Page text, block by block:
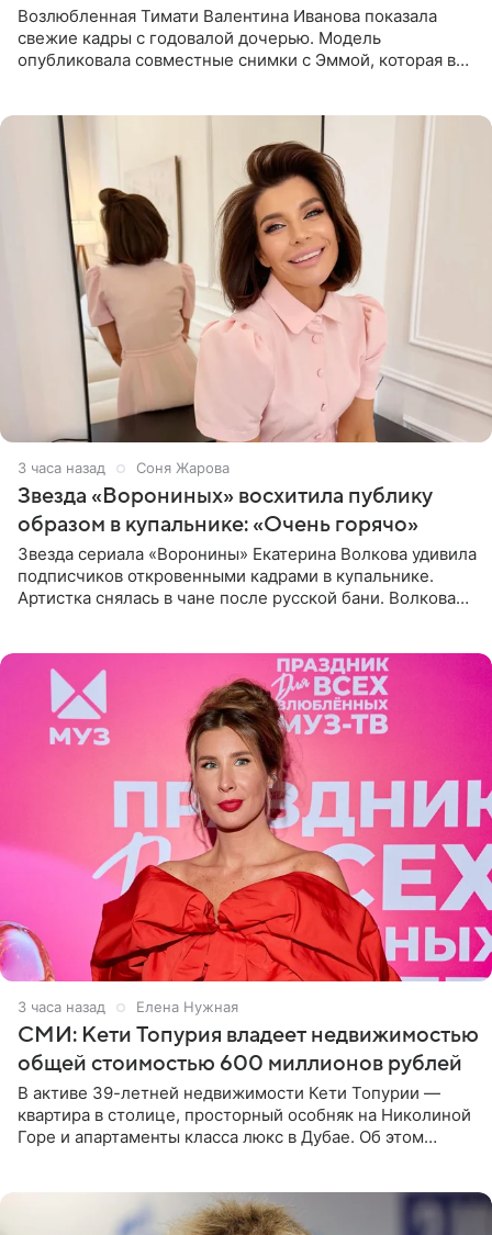
Возлюбленная Тимати Валентина Иванова показала
свежие кадры с годовалой дочерью. Модель
опубликовала совместные снимки с Эммой, которая в
3 часа назад Соня Жарова
Звезда «Ворониных» восхитила публику
образом в купальнике: «Очень горячо»
Звезда сериала «Воронины» Екатерина Волкова удивила
подписчиков откровенными кадрами в купальнике.
Артистка снялась в чане после русской бани. Волкова
3 часа назад Елена Нужная
СМИ: Кети Топурия владеет недвижимостью
общей стоимостью 600 миллионов рублей
В активе 39-летней недвижимости Кети Топурии —
квартира в столице, просторный особняк на Николиной
Горе и апартаменты класса люкс в Дубае. Об этом